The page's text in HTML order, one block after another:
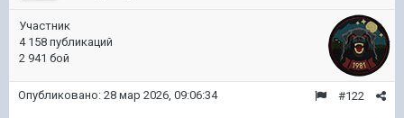
Участник
4 158 публикаций
2 941 бой
#122
Опубликовано: 28 мар 2026, 09:06:34